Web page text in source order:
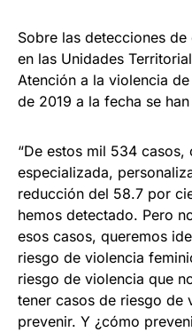
Sobre las detecciones
en las Unidades
Atención a la violencia
de 2019 a la fecha se
“De estos mil 534 casos,
especializada,
reducción del 58.7 por
hemos detectado. Pero
esos casos, queremos
riesgo de violencia
riesgo de violencia que
tener casos de riesgo de
prevenir. Y ¿cómo